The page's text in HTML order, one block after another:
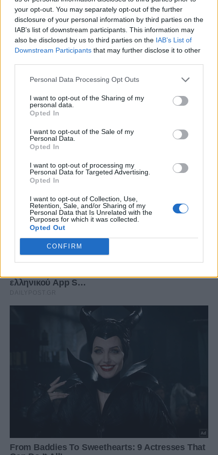
your opt-out. You may separately opt-out of the further
disclosure of your personal information by third parties on the
IAB’s list of downstream participants. This information may
also be disclosed by us to third parties on the IAB’s List of
Downstream Participants that may further disclose it to other
Personal Data Processing Opt Outs
I want to opt-out of the Sharing of my
personal data.
Opted In
I want to opt-out of the Sale of my
Personal Data.
Opted In
I want to opt-out of processing my
Personal Data for Targeted Advertising.
Opted In
I want to opt-out of Collection, Use,
Retention, Sale, and/or Sharing of my
Personal Data that Is Unrelated with the
Purposes for which it was collected.
Opted Out
CONFIRM